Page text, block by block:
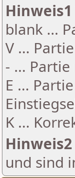
Hinweis1
blank ...
V ...
- ...
E ...
K ...
Hinweis2
und sind